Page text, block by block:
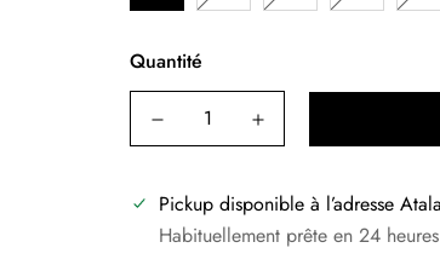
Quantité
Pickup disponible à l’adresse
Habituellement prête en 24 heures